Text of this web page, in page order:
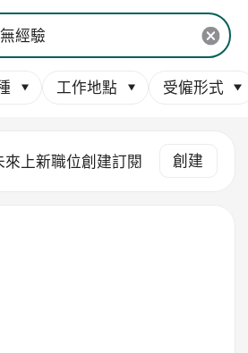
工作地點 受僱形式
上新職位創建訂閱 創建